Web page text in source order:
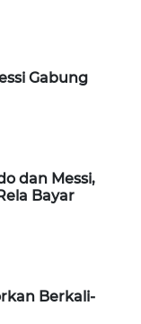
Gabung
dan Messi,
Bayar
Berkali-